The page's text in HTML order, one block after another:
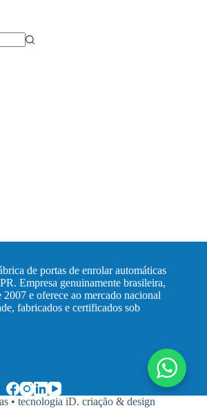
de portas de enrolar automáticas
Empresa genuinamente brasileira,
2007 e oferece ao mercado nacional
fabricados e certificados sob
•tecnologia iD. criação & design